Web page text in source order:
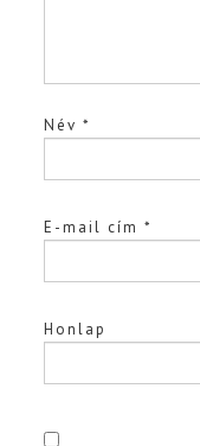
Név*
E-mail cím*
Honlap